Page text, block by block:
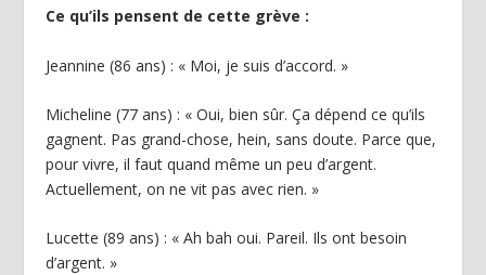
Ce qu’ils pensent de cette grève :
Jeannine (86 ans) : « Moi, je suis d’accord. »
Micheline (77 ans) : « Oui, bien sûr. Ça dépend ce qu’ils
gagnent. Pas grand-chose, hein, sans doute. Parce que,
pour vivre, il faut quand même un peu d’argent.
Actuellement, on ne vit pas avec rien. »
Lucette (89 ans) : « Ah bah oui. Pareil. Ils ont besoin
d’argent. »